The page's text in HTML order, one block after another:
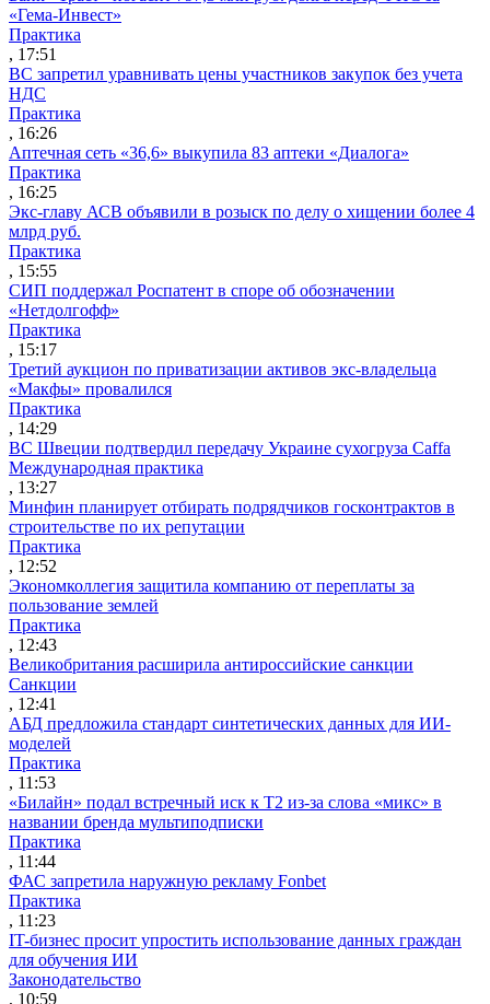
«Гема-Инвест»
Практика
, 17:51
ВС запретил уравнивать цены участников закупок без учета
НДС
Практика
, 16:26
Аптечная сеть «36,6» выкупила 83 аптеки «Диалога»
Практика
, 16:25
Экс-главу АСВ объявили в розыск по делу о хищении более 4
млрд руб.
Практика
, 15:55
СИП поддержал Роспатент в споре об обозначении
«Нетдолгофф»
Практика
, 15:17
Третий аукцион по приватизации активов экс-владельца
«Макфы» провалился
Практика
, 14:29
ВС Швеции подтвердил передачу Украине сухогруза Caffa
Международная практика
, 13:27
Минфин планирует отбирать подрядчиков госконтрактов в
строительстве по их репутации
Практика
, 12:52
Экономколлегия защитила компанию от переплаты за
пользование землей
Практика
, 12:43
Великобритания расширила антироссийские санкции
Санкции
, 12:41
АБД предложила стандарт синтетических данных для ИИ-
моделей
Практика
, 11:53
«Билайн» подал встречный иск к Т2 из-за слова «микс» в
названии бренда мультиподписки
Практика
, 11:44
ФАС запретила наружную рекламу Fonbet
Практика
, 11:23
IT-бизнес просит упростить использование данных граждан
для обучения ИИ
Законодательство
, 10:59